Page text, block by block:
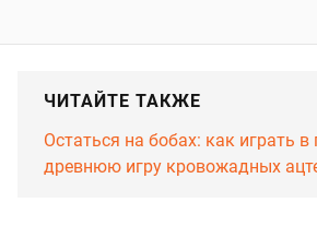
ЧИТАЙТЕ ТАКЖЕ
Остаться на бобах: как играть
древнюю игру кровожадных